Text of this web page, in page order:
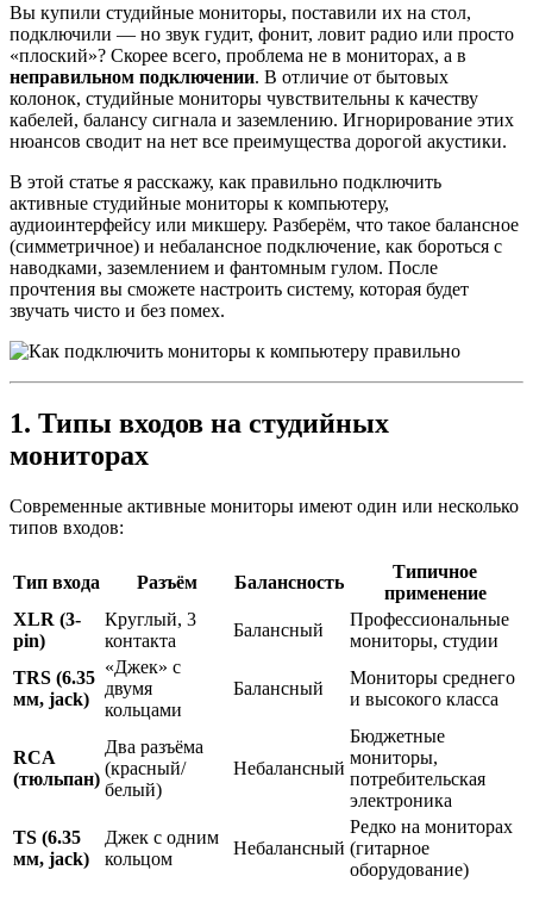
Вы купили студийные мониторы, поставили их на стол,
подключили — но звук гудит, фонит, ловит радио или просто
«плоский»? Скорее всего, проблема не в мониторах, а в
неправильном подключении. В отличие от бытовых
колонок, студийные мониторы чувствительны к качеству
кабелей, балансу сигнала и заземлению. Игнорирование этих
нюансов сводит на нет все преимущества дорогой акустики.
В этой статье я расскажу, как правильно подключить
активные студийные мониторы к компьютеру,
аудиоинтерфейсу или микшеру. Разберём, что такое балансное
(симметричное) и небалансное подключение, как бороться с
наводками, заземлением и фантомным гулом. После
прочтения вы сможете настроить систему, которая будет
звучать чисто и без помех.
1. Типы входов на студийных
мониторах
Современные активные мониторы имеют один или несколько
типов входов:
Тип входа Разъём Балансность
Типичное
применение
XLR (3-
pin)
Круглый, 3
контакта
Балансный
Профессиональные
мониторы, студии
TRS (6.35
мм, jack)
«Джек» с
двумя
кольцами
Балансный
Мониторы среднего
и высокого класса
RCA
(тюльпан)
Два разъёма
(красный/
белый)
Небалансный
Бюджетные
мониторы,
потребительская
электроника
TS (6.35
мм, jack)
Джек с одним
кольцом
Небалансный
Редко на мониторах
(гитарное
оборудование)